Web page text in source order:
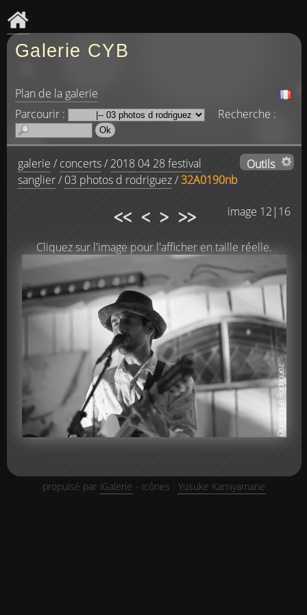
Galerie CYB
Plan de la galerie
Parcourir :
Recherche :
Outils
galerie / concerts/ 2018 04 28 festival
sanglier/ 03 photos d rodriguez/32A0190nb
image 12|16
<< < > >>
Cliquez sur l'image pour l'afficher en taille réelle.
propulsé par iGalerie - icônes : Yusuke Kamiyamane